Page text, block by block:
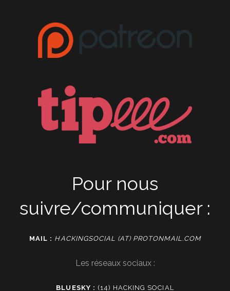
Pour nous
suivre/communiquer :
MAIL : HACKINGSOCIAL (AT) PROTONMAIL.COM
Les réseaux sociaux :
BLUESKY : (14) HACKING SOCIAL